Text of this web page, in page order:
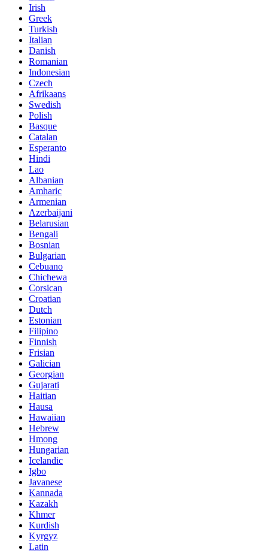
Irish
Greek
Turkish
Italian
Danish
Romanian
Indonesian
Czech
Afrikaans
Swedish
Polish
Basque
Catalan
Esperanto
Hindi
Lao
Albanian
Amharic
Armenian
Azerbaijani
Belarusian
Bengali
Bosnian
Bulgarian
Cebuano
Chichewa
Corsican
Croatian
Dutch
Estonian
Filipino
Finnish
Frisian
Galician
Georgian
Gujarati
Haitian
Hausa
Hawaiian
Hebrew
Hmong
Hungarian
Icelandic
Igbo
Javanese
Kannada
Kazakh
Khmer
Kurdish
Kyrgyz
Latin